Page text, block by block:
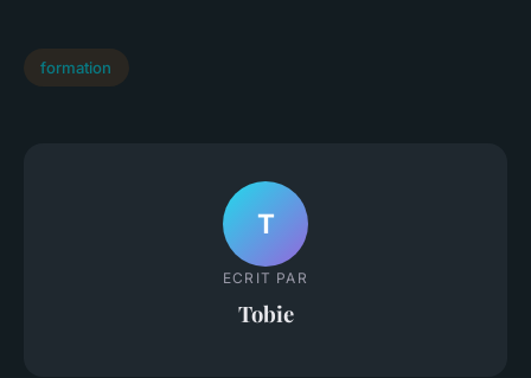
formation
T
ECRIT PAR
Tobie